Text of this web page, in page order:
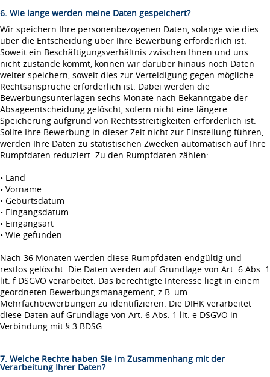
6. Wie lange werden meine Daten gespeichert?
Wir speichern Ihre personenbezogenen Daten, solange wie dies
über die Entscheidung über Ihre Bewerbung erforderlich ist.
Soweit ein Beschäftigungsverhältnis zwischen Ihnen und uns
nicht zustande kommt, können wir darüber hinaus noch Daten
weiter speichern, soweit dies zur Verteidigung gegen mögliche
Rechtsansprüche erforderlich ist. Dabei werden die
Bewerbungsunterlagen sechs Monate nach Bekanntgabe der
Absageentscheidung gelöscht, sofern nicht eine längere
Speicherung aufgrund von Rechtsstreitigkeiten erforderlich ist.
Sollte Ihre Bewerbung in dieser Zeit nicht zur Einstellung führen,
werden Ihre Daten zu statistischen Zwecken automatisch auf Ihre
Rumpfdaten reduziert. Zu den Rumpfdaten zählen:
• Land
• Vorname
• Geburtsdatum
• Eingangsdatum
• Eingangsart
• Wie gefunden
Nach 36 Monaten werden diese Rumpfdaten endgültig und
restlos gelöscht. Die Daten werden auf Grundlage von Art. 6 Abs. 1
lit. f DSGVO verarbeitet. Das berechtigte Interesse liegt in einem
geordneten Bewerbungsmanagement, z.B. um
Mehrfachbewerbungen zu identifizieren. Die DIHK verarbeitet
diese Daten auf Grundlage von Art. 6 Abs. 1 lit. e DSGVO in
Verbindung mit § 3 BDSG.
7. Welche Rechte haben Sie im Zusammenhang mit der
Verarbeitung Ihrer Daten?